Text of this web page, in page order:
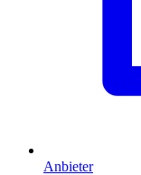
Anbieter